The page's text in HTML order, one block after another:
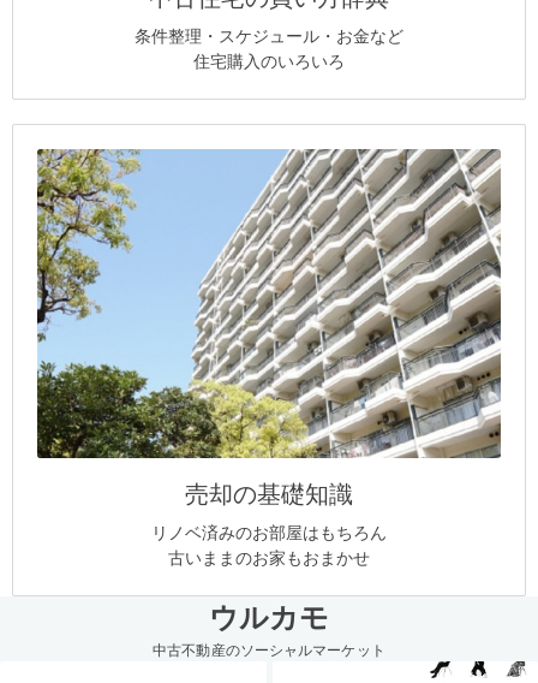
条件整理・スケジュール・お金など
住宅購入のいろいろ
売却の基礎知識
リノベ済みのお部屋はもちろん
古いままのお家もおまかせ
ウルカモ
中古不動産のソーシャルマーケット